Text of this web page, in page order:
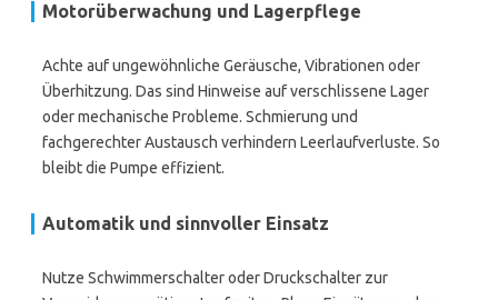
Motorüberwachung und Lagerpflege
Achte auf ungewöhnliche Geräusche, Vibrationen oder
Überhitzung. Das sind Hinweise auf verschlissene Lager
oder mechanische Probleme. Schmierung und
fachgerechter Austausch verhindern Leerlaufverluste. So
bleibt die Pumpe effizient.
Automatik und sinnvoller Einsatz
Nutze Schwimmerschalter oder Druckschalter zur